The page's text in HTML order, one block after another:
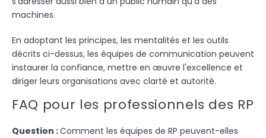
machines.
En adoptant les principes, les mentalités et les outils
décrits ci-dessus, les équipes de communication peuvent
instaurer la confiance, mettre en œuvre l'excellence et
diriger leurs organisations avec clarté et autorité.
FAQ pour les professionnels des RP
Question :Comment les équipes de RP peuvent-elles